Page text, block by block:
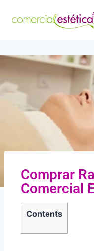
Comprar
Comercial
Contents